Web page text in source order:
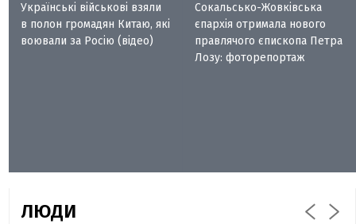
Українські військові взяли
в полон громадян Китаю, які
воювали за Росію (відео)
Сокальсько-Жовківська
єпархія отримала нового
правлячого єпископа Петра
Лозу: фоторепортаж
ЛЮДИ